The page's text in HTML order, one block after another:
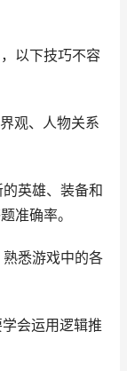
以下技巧不容
观、人物关系
英雄、装备和
准确率。
悉游戏中的各
会运用逻辑推